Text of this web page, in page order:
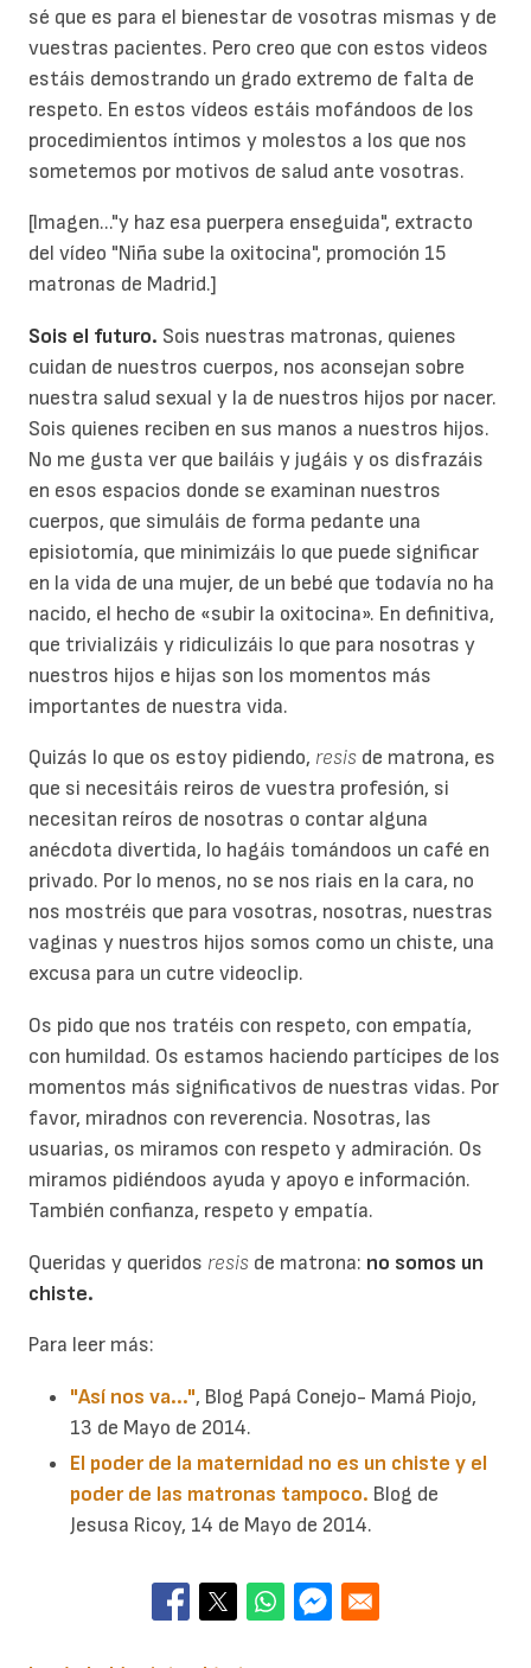
sé que es para el bienestar de vosotras mismas y de
vuestras pacientes. Pero creo que con estos videos
estáis demostrando un grado extremo de falta de
respeto. En estos vídeos estáis mofándoos de los
procedimientos íntimos y molestos a los que nos
sometemos por motivos de salud ante vosotras.
[Imagen..."y haz esa puerpera enseguida", extracto
del vídeo "Niña sube la oxitocina", promoción 15
matronas de Madrid.]
Sois el futuro. Sois nuestras matronas, quienes
cuidan de nuestros cuerpos, nos aconsejan sobre
nuestra salud sexual y la de nuestros hijos por nacer.
Sois quienes reciben en sus manos a nuestros hijos.
No me gusta ver que bailáis y jugáis y os disfrazáis
en esos espacios donde se examinan nuestros
cuerpos, que simuláis de forma pedante una
episiotomía, que minimizáis lo que puede significar
en la vida de una mujer, de un bebé que todavía no ha
nacido, el hecho de «subir la oxitocina». En definitiva,
que trivializáis y ridiculizáis lo que para nosotras y
nuestros hijos e hijas son los momentos más
importantes de nuestra vida.
Quizás lo que os estoy pidiendo, resis de matrona, es
que si necesitáis reiros de vuestra profesión, si
necesitan reíros de nosotras o contar alguna
anécdota divertida, lo hagáis tomándoos un café en
privado. Por lo menos, no se nos riais en la cara, no
nos mostréis que para vosotras, nosotras, nuestras
vaginas y nuestros hijos somos como un chiste, una
excusa para un cutre videoclip.
Os pido que nos tratéis con respeto, con empatía,
con humildad. Os estamos haciendo partícipes de los
momentos más significativos de nuestras vidas. Por
favor, miradnos con reverencia. Nosotras, las
usuarias, os miramos con respeto y admiración. Os
miramos pidiéndoos ayuda y apoyo e información.
También confianza, respeto y empatía.
Queridas y queridos resis de matrona: no somos un
chiste.
Para leer más:
"Así nos va...", Blog Papá Conejo- Mamá Piojo,
13 de Mayo de 2014.
El poder de la maternidad no es un chiste y el
poder de las matronas tampoco. Blog de
Jesusa Ricoy, 14 de Mayo de 2014.